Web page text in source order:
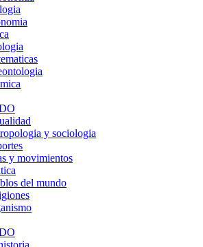
y sociologia
y movimientos
del mundo